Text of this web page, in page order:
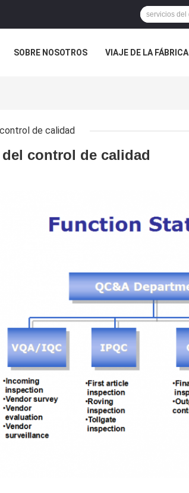
SOBRE NOSOTROS VIAJE DE LA FÁBRICA
de calidad
control de calidad